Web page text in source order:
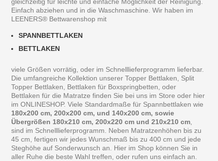
Einfach abziehen und in die Waschmaschine. Wir haben im
LEENERS® Bettwarenshop mit
SPANNBETTLAKEN
BETTLAKEN
viele Größen vorrätig, oder im Schnelllieferprogramm lieferbar.
Die umfangreiche Kollektion unserer Topper Bettlaken, Split
Topper Bettlaken, Bettlaken für Boxspringbetten, oder
Bettlaken für die Matratze finden Sie bei uns im Store oder hier
im ONLINESHOP. Viele Standardmaße für Spannbettlaken wie
180x200 cm, 200x200 cm, und 140x200 cm, sowie
Übergrößen 180x210 cm, 200x220 cm und 210x210 cm
sind im Schnelllieferprogramm. Neben Matratzenhöhen bis zu
45 cm, fertigen wir jedes Wunschmaß bis zu 400 cm und jede
Steghöhe auf Sonderwunsch an. Hier im Shop können Sie in
aller Ruhe die beste Wahl treffen, oder rufen uns einfach an.